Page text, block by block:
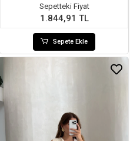
Sepetteki Fiyat
1.844,91 TL
Sepete Ekle